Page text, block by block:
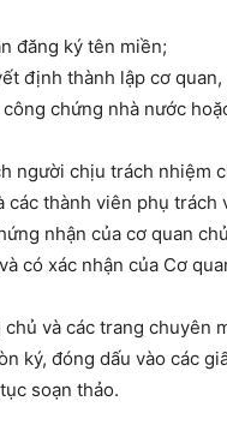
đăng ký tên miền;
định thành lập cơ quan,
chứng nhà nước
người chịu trách nhiệm
các thành viên phụ trách
nhận của cơ quan
có xác nhận của Cơ
và các trang chuyên
ký, đóng dấu vào các
soạn thảo.